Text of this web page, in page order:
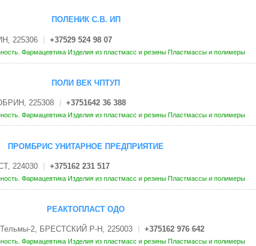
ПОЛЕНИК С.В. ИП
225306 +37529 524 98 07
Фармацевтика Изделия из пластмасс и резины Пластмассы и полимеры
ПОЛИ ВЕК ЧПТУП
225308 +3751642 36 388
Фармацевтика Изделия из пластмасс и резины Пластмассы и полимеры
ПРОМБРИС УНИТАРНОЕ ПРЕДПРИЯТИЕ
224030 +375162 231 517
Фармацевтика Изделия из пластмасс и резины Пластмассы и полимеры
РЕАКТОПЛАСТ ОДО
2, БРЕСТСКИЙ Р-Н, 225003 +375162 976 642
Фармацевтика Изделия из пластмасс и резины Пластмассы и полимеры